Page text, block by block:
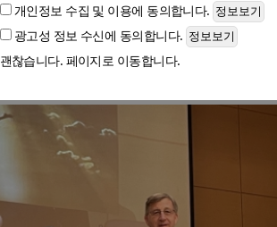
개인정보 수집 및 이용에 동의합니다.
광고성 정보 수신에 동의합니다.
괜찮습니다. 페이지로 이동합니다.